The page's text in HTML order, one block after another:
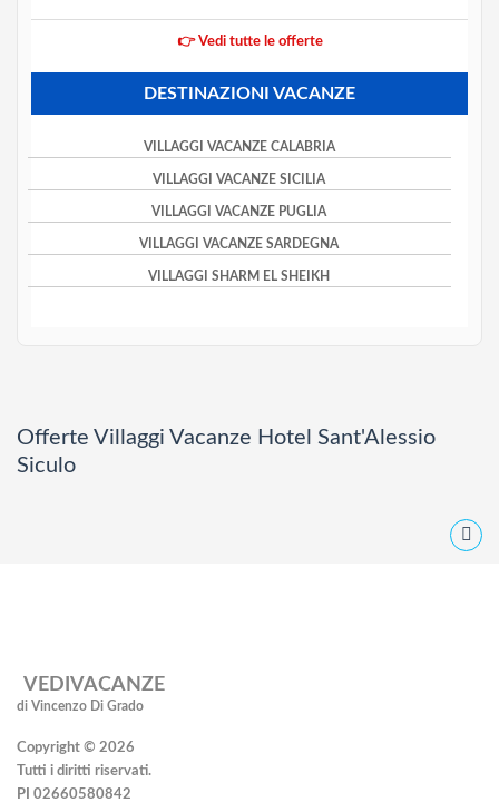
👉 Vedi tutte le offerte
DESTINAZIONI VACANZE
VILLAGGI VACANZE CALABRIA
VILLAGGI VACANZE SICILIA
VILLAGGI VACANZE PUGLIA
VILLAGGI VACANZE SARDEGNA
VILLAGGI SHARM EL SHEIKH
Offerte Villaggi Vacanze Hotel Sant'Alessio
Siculo
VEDIVACANZE
di Vincenzo Di Grado
Copyright © 2026
Tutti i diritti riservati.
PI 02660580842